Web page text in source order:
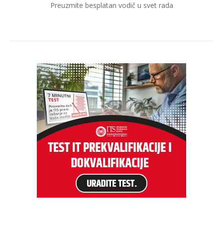
Preuzmite besplatan vodič u svet rada